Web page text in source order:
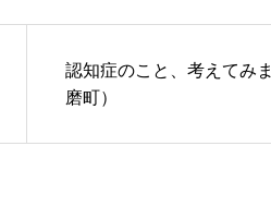
認知症のこと、考えてみ
磨町）